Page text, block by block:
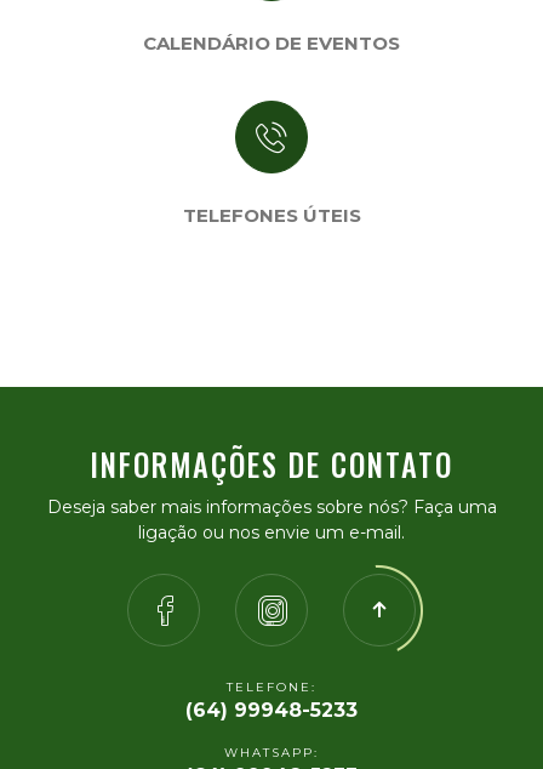
CALENDÁRIO DE EVENTOS
TELEFONES ÚTEIS
INFORMAÇÕES DE CONTATO
Deseja saber mais informações sobre nós? Faça uma
ligação ou nos envie um e-mail.
TELEFONE:
(64) 99948-5233
WHATSAPP: